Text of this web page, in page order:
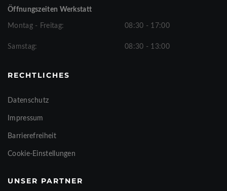
Öffnungszeiten Werkstatt
Montag - Freitag: 08:30 - 17:00
Samstag: 08:30 - 13:00
RECHTLICHES
Datenschutz
Impressum
Barrierefreiheit
Cookie-Einstellungen
UNSER PARTNER